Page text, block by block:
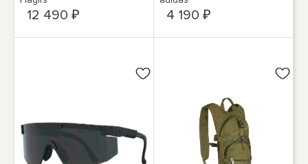
5S9
12 490 ₽
гибкой упаковке для
женщин - 3 упаковки -
4 190 ₽